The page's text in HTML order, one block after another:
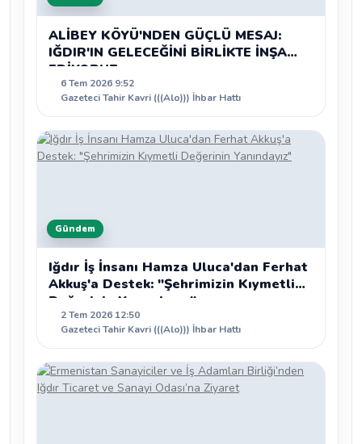
ALİBEY KÖYÜ'NDEN GÜÇLÜ MESAJ:
IĞDIR'IN GELECEĞİNİ BİRLİKTE İNŞA
EDİYORUZ
6 Tem 2026 9:52
Gazeteci Tahir Kavri (((Alo))) İhbar Hattı
Gündem
Iğdır İş İnsanı Hamza Uluca'dan Ferhat
Akkuş'a Destek: "Şehrimizin Kıymetli
Değerinin Yanındayız"
2 Tem 2026 12:50
Gazeteci Tahir Kavri (((Alo))) İhbar Hattı